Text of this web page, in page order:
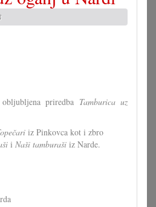
priredba Tamburica uz
iz Pinkovca kot i zbro
i Naši tamburaši iz Narde.